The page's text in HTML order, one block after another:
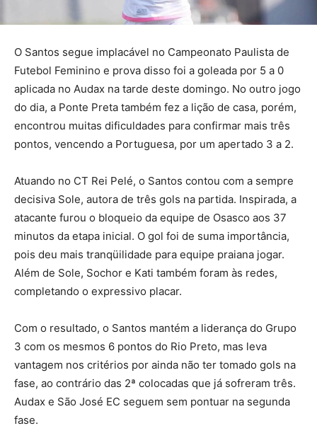
O Santos segue implacável no Campeonato Paulista de
Futebol Feminino e prova disso foi a goleada por 5 a 0
aplicada no Audax na tarde deste domingo. No outro jogo
do dia, a Ponte Preta também fez a lição de casa, porém,
encontrou muitas dificuldades para confirmar mais três
pontos, vencendo a Portuguesa, por um apertado 3 a 2.
Atuando no CT Rei Pelé, o Santos contou com a sempre
decisiva Sole, autora de três gols na partida. Inspirada, a
atacante furou o bloqueio da equipe de Osasco aos 37
minutos da etapa inicial. O gol foi de suma importância,
pois deu mais tranqüilidade para equipe praiana jogar.
Além de Sole, Sochor e Kati também foram às redes,
completando o expressivo placar.
Com o resultado, o Santos mantém a liderança do Grupo
3 com os mesmos 6 pontos do Rio Preto, mas leva
vantagem nos critérios por ainda não ter tomado gols na
fase, ao contrário das 2ª colocadas que já sofreram três.
Audax e São José EC seguem sem pontuar na segunda
fase.